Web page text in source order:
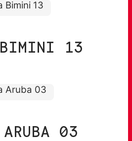
BIMINI 13
ARUBA 03